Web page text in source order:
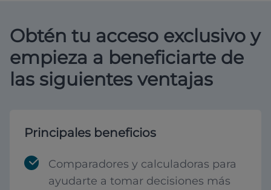
Obtén tu acceso exclusivo y
empieza a beneficiarte de
las siguientes ventajas
Principales beneficios
Comparadores y calculadoras para
ayudarte a tomar decisiones más